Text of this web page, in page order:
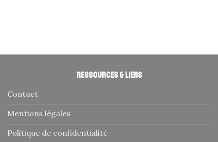
Ressources & liens
Contact
Mentions légales
Politique de confidentialité